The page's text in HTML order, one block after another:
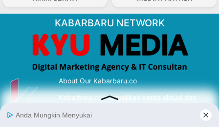
KABARBARU NETWORK
About Our Kabarbaru.co
Kabarbaru.co menyajikan berita aktual dan
serta terverifikasi dari sumber yang tepat.